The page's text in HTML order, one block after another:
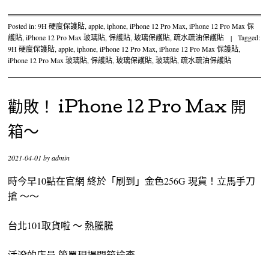
Posted in:9H 硬度保護貼,apple,iphone,iPhone 12 Pro Max,iPhone 12 Pro Max 保
護貼,iPhone 12 Pro Max 玻璃貼,保護貼,玻璃保護貼,疏水疏油保護貼 |
Tagged:
9H 硬度保護貼,apple,iphone,iPhone 12 Pro Max,iPhone 12 Pro Max 保護貼,
iPhone 12 Pro Max 玻璃貼,保護貼,玻璃保護貼,玻璃貼,疏水疏油保護貼
勸敗！ iPhone 12 Pro Max 開
箱～
2021-04-01 byadmin
時今早10點在官網 終於「刷到」金色256G 現貨！立馬手刀
搶 ～～
台北101取貨啦 ～ 熱騰騰